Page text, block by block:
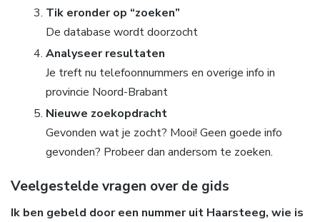
Tik eronder op “zoeken”
De database wordt doorzocht
Analyseer resultaten
Je treft nu telefoonnummers en overige info in
provincie Noord-Brabant
Nieuwe zoekopdracht
Gevonden wat je zocht? Mooi! Geen goede info
gevonden? Probeer dan andersom te zoeken.
Veelgestelde vragen over de gids
Ik ben gebeld door een nummer uit Haarsteeg, wie is